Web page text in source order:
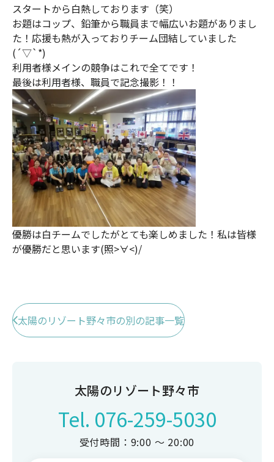
スタートから白熱しております（笑）
お題はコップ、鉛筆から職員まで幅広いお題がありまし
た！応援も熱が入っておりチーム団結していました
(´▽`*)
利用者様メインの競争はこれで全てです！
最後は利用者様、職員で記念撮影！！
優勝は白チームでしたがとても楽しめました！私は皆様
が優勝だと思います(照>∀<)/
太陽のリゾート野々市の別の記事一覧
太陽のリゾート野々市
Tel. 076-259-5030
受付時間：9:00 ～ 20:00